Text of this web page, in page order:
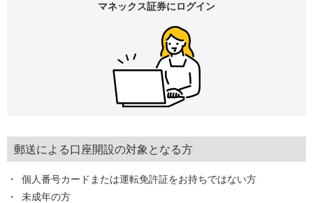
マネックス証券にログイン
郵送による口座開設の対象となる方
個人番号カードまたは運転免許証をお持ちではない方
未成年の方